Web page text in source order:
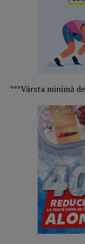
***Vârsta minimă